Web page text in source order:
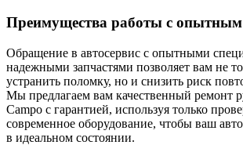
Преимущества работы с опытным
Обращение в автосервис с опытными
надежными запчастями позволяет вам не
устранить поломку, но и снизить риск
Мы предлагаем вам качественный ремонт
Campo с гарантией, используя только
современное оборудование, чтобы ваш
в идеальном состоянии.